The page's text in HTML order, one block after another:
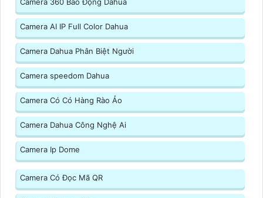
Camera 360 Bao Động Dahua
Camera AI IP Full Color Dahua
Camera Dahua Phân Biệt Người
Camera speedom Dahua
Camera Có Có Hàng Rào Ảo
Camera Dahua Công Nghệ Ai
Camera Ip Dome
Camera Có Đọc Mã QR